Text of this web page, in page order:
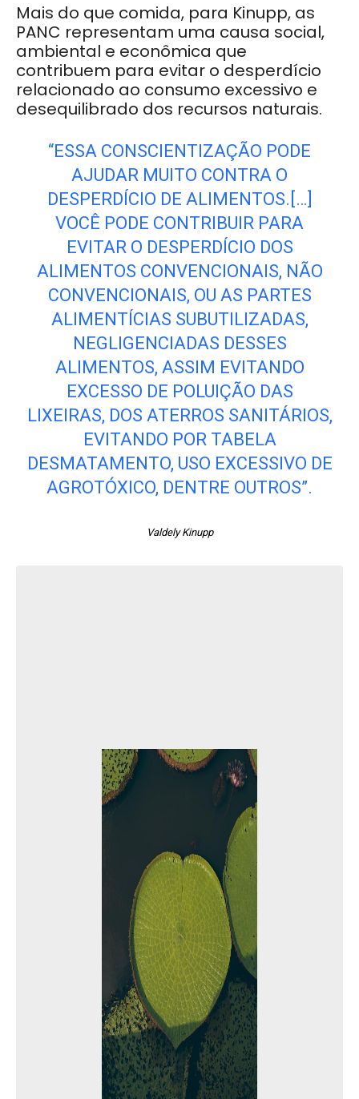
Mais do que comida, para Kinupp, as
PANC representam uma causa social,
ambiental e econômica que
contribuem para evitar o desperdício
relacionado ao consumo excessivo e
desequilibrado dos recursos naturais.
“ESSA CONSCIENTIZAÇÃO PODE
AJUDAR MUITO CONTRA O
DESPERDÍCIO DE ALIMENTOS.[…]
VOCÊ PODE CONTRIBUIR PARA
EVITAR O DESPERDÍCIO DOS
ALIMENTOS CONVENCIONAIS, NÃO
CONVENCIONAIS, OU AS PARTES
ALIMENTÍCIAS SUBUTILIZADAS,
NEGLIGENCIADAS DESSES
ALIMENTOS, ASSIM EVITANDO
EXCESSO DE POLUIÇÃO DAS
LIXEIRAS, DOS ATERROS SANITÁRIOS,
EVITANDO POR TABELA
DESMATAMENTO, USO EXCESSIVO DE
AGROTÓXICO, DENTRE OUTROS”.
Valdely Kinupp